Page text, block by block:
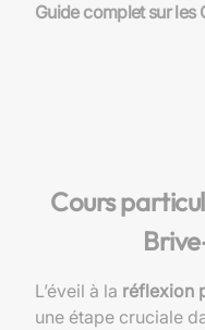
Guide complet sur les
Cours
L’éveil à la réflexion
une étape cruciale